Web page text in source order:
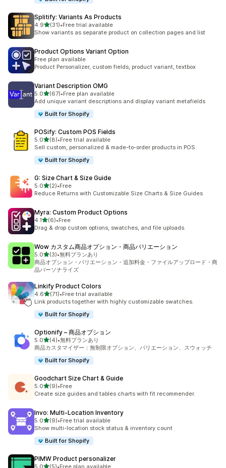
Splitify: Variants As Products
4.95つ星中
(31)
合計レビュー数：31件
•Free trial available
Show variants as separate product on collection pages and list
Product Options Variant Option
Free plan available
Product Personalizer, custom fields, product variant, textbox
Variant Description OMG
5.05つ星中
(67)
合計レビュー数：67件
•Free plan available
Add unique variant descriptions and display variant metafields
Built for Shopify
POSify: Custom POS Fields
5.05つ星中
(8)
合計レビュー数：8件
•Free trial available
Sell custom, personalized & made-to-order products in POS
Built for Shopify
G: Size Chart & Size Guide
5.05つ星中
(2)
合計レビュー数：2件
•Free
Reduce Returns with Customizable Size Charts & Size Guides
Myra: Custom Product Options
4.15つ星中
(6)
合計レビュー数：6件
•Free
Drag & drop custom options, swatches, and file uploads.
Wow カスタム商品オプション・商品バリエーション
5.05つ星中
(3)
合計レビュー数：3件
•無料プランあり
商品オプション・バリエーション・追加料金・ファイルアップロード・商
品パーソナライズ
Linkify Product Colors
4.65つ星中
(71)
合計レビュー数：71件
•Free trial available
Link products together with highly customizable swatches.
Built for Shopify
Optionify – 商品オプション
5.05つ星中
(4)
合計レビュー数：4件
•無料プランあり
商品カスタマイザー：無制限オプション、バリエーション、スウォッチ
Built for Shopify
Goodchart Size Chart & Guide
5.05つ星中
(9)
合計レビュー数：9件
•Free
Create size guides and tables charts with fit recommender.
Invo: Multi‑Location Inventory
5.05つ星中
(9)
合計レビュー数：9件
•Free trial available
Show multi-location stock status & inventory count
Built for Shopify
PIMW Product personalizer
5.05つ星中
(5)•Free plan available